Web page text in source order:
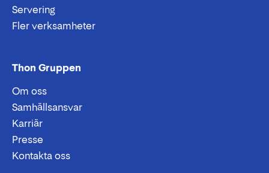
Servering
Fler verksamheter
Thon Gruppen
Om oss
Samhällsansvar
Karriär
Presse
Kontakta oss